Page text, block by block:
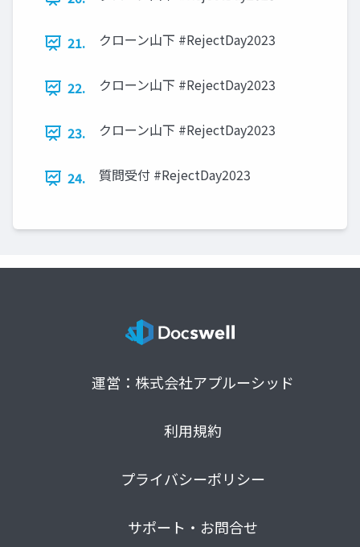
21. クローン山下 #RejectDay2023
22. クローン山下 #RejectDay2023
23. クローン山下 #RejectDay2023
24. 質問受付 #RejectDay2023
運営：株式会社アプルーシッド
利用規約
プライバシーポリシー
サポート・お問合せ